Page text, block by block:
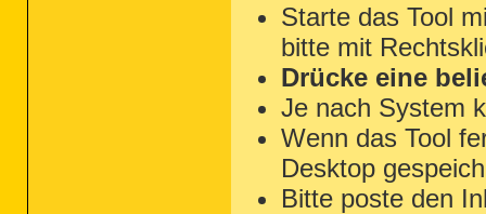
Starte das Tool
bitte mit
Drücke eine
Je nach System
Wenn das Tool
Desktop
Bitte poste den